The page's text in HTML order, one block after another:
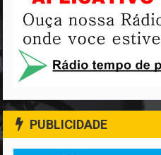
PUBLICIDADE